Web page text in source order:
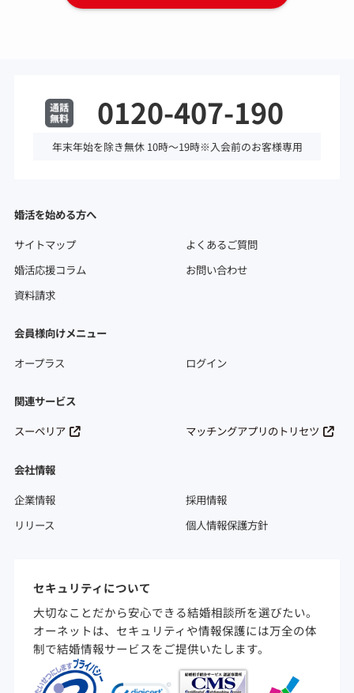
0120-407-190
年末年始を除き無休 10時～19時※入会前のお客様専用
婚活を始める方へ
サイトマップ
よくあるご質問
婚活応援コラム
お問い合わせ
資料請求
会員様向けメニュー
オープラス
ログイン
関連サービス
スーペリア
マッチングアプリのトリセツ
会社情報
企業情報
採用情報
リリース
個人情報保護方針
セキュリティについて
大切なことだから安心できる結婚相談所を選びたい。
オーネットは、セキュリティや情報保護には万全の体
制で結婚情報サービスをご提供いたします。